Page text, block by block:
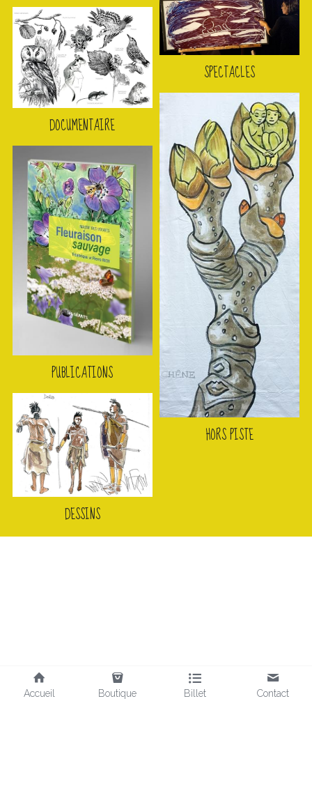
DOCUMENTAIRE
PUBLICATIONS
DESSINS
SPECTACLES
HORS PISTE
Accueil Boutique Billet Contact